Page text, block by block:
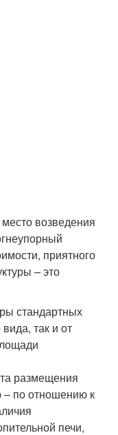
возведения
приятного
– это
стандартных
так и от
размещения
– по отношению к
печи,